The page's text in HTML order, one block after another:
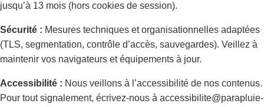
jusqu’à 13 mois (hors cookies de session).
Sécurité : Mesures techniques et organisationnelles adaptées
(TLS, segmentation, contrôle d’accès, sauvegardes). Veillez à
maintenir vos navigateurs et équipements à jour.
Accessibilité : Nous veillons à l’accessibilité de nos contenus.
Pour tout signalement, écrivez-nous à accessibilite@parapluie-